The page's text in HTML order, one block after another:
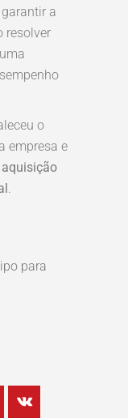
a
resolver
o
empresa e
aquisição
.
para